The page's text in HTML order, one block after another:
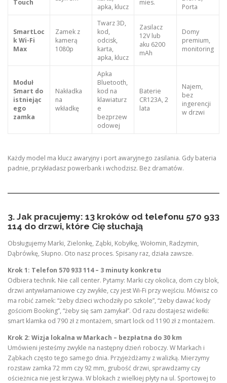
Touch
apka, klucz
mies.
Porta
SmartLoc
k Wi-Fi
Max
Zamek z
kamerą
1080p
Twarz 3D,
kod,
odcisk,
karta,
apka, klucz
Zasilacz
12V lub
aku 6200
mAh
Domy
premium,
monitoring
Moduł
Smart do
istniejąc
ego
zamka
Nakładka
na
wkładkę
Apka
Bluetooth,
kod na
klawiaturz
e
bezprzew
odowej
Baterie
CR123A, 2
lata
Najem,
bez
ingerencji
w drzwi
Każdy model ma klucz awaryjny i port awaryjnego zasilania. Gdy bateria
padnie, przykładasz powerbank i wchodzisz. Bez dramatów.
3. Jak pracujemy: 13 kroków od telefonu 570 933
114 do drzwi, które Cię słuchają
Obsługujemy Marki, Zielonkę, Ząbki, Kobyłkę, Wołomin, Radzymin,
Dąbrówkę, Słupno. Oto nasz proces. Spisany raz, działa zawsze.
Krok 1: Telefon 570 933 114 – 3 minuty konkretu
Odbiera technik. Nie call center. Pytamy: Marki czy okolica, dom czy blok,
drzwi antywłamaniowe czy zwykłe, czy jest Wi-Fi przy wejściu. Mówisz co
ma robić zamek: “żeby dzieci wchodziły po szkole”, “żeby dawać kody
gościom Booking”, “żeby się sam zamykał”. Od razu dostajesz widełki:
smart klamka od 790 zł z montażem, smart lock od 1190 zł z montażem.
Krok 2: Wizja lokalna w Markach – bezpłatna do 30 km
Umówieni jesteśmy zwykle na następny dzień roboczy. W Markach i
Ząbkach często tego samego dnia. Przyjeżdżamy z walizką. Mierzymy
rozstaw zamka 72 mm czy 92 mm, grubość drzwi, sprawdzamy czy
ościeżnica nie jest krzywa. W blokach z wielkiej płyty na ul. Sportowej to